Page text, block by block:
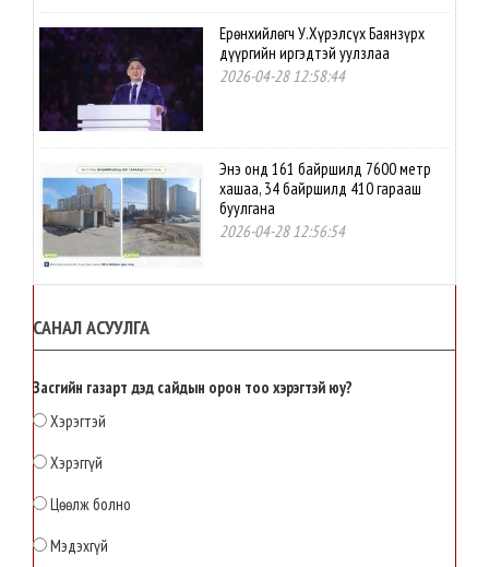
Ерөнхийлөгч У.Хүрэлсүх Баянзүрх
дүүргийн иргэдтэй уулзлаа
2026-04-28 12:58:44
Энэ онд 161 байршилд 7600 метр
хашаа, 34 байршилд 410 гарааш
буулгана
2026-04-28 12:56:54
оролцох иргэдийн эрх, оролцоог
бүрдлээ
САНАЛ АСУУЛГА
Засгийн газарт дэд сайдын орон тоо хэрэгтэй юу?
Хэрэгтэй
Хэрэггүй
Цөөлж болно
Мэдэхгүй